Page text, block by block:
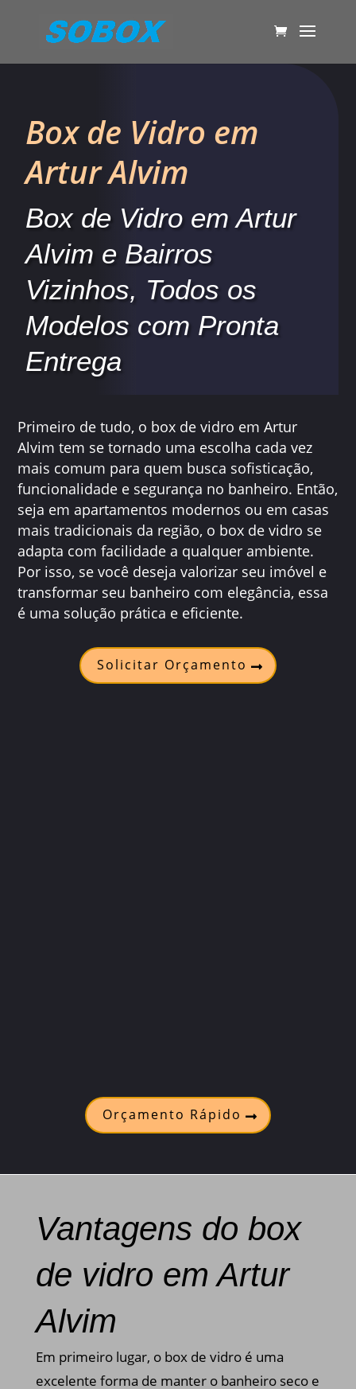
Box de Vidro em
Artur Alvim
Box de Vidro em Artur
Alvim e Bairros
Vizinhos, Todos os
Modelos com Pronta
Entrega
Primeiro de tudo, o box de vidro em Artur
Alvim tem se tornado uma escolha cada vez
mais comum para quem busca sofisticação,
funcionalidade e segurança no banheiro. Então,
seja em apartamentos modernos ou em casas
mais tradicionais da região, o box de vidro se
adapta com facilidade a qualquer ambiente.
Por isso, se você deseja valorizar seu imóvel e
transformar seu banheiro com elegância, essa
é uma solução prática e eficiente.
Solicitar Orçamento
Orçamento Rápido
Vantagens do box
de vidro em Artur
Alvim
Em primeiro lugar, o box de vidro é uma
excelente forma de manter o banheiro seco e